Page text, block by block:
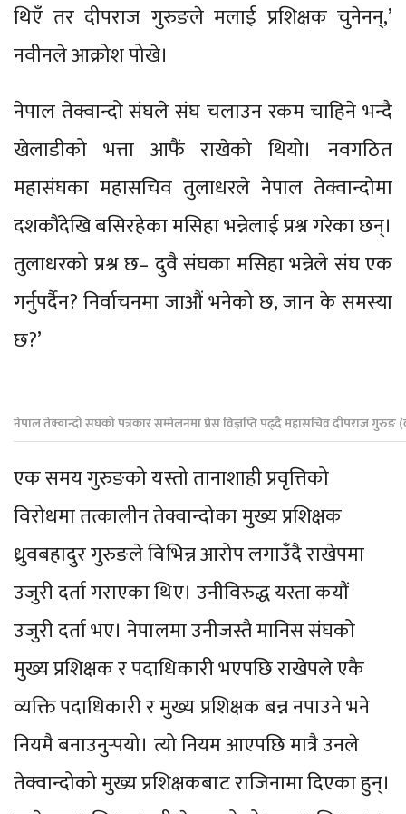
थिएँ तर दीपराज गुरुङले मलाई प्रशिक्षक चुनेनन्,’
नवीनले आक्रोश पोखे।
नेपाल तेक्वान्दो संघले संघ चलाउन रकम चाहिने भन्दै
खेलाडीको भत्ता आफैं राखेको थियो। नवगठित
महासंघका महासचिव तुलाधरले नेपाल तेक्वान्दोमा
दशकौंदेखि बसिरहेका मसिहा भन्नेलाई प्रश्न गरेका छन्।
तुलाधरको प्रश्न छ– दुवै संघका मसिहा भन्नेले संघ एक
गर्नुपर्दैन? निर्वाचनमा जाऔं भनेको छ, जान के समस्या
छ?’
नेपाल तेक्वान्दो संघको पत्रकार सम्मेलनमा प्रेस विज्ञप्ति पढ्दै महासचिव दीपराज गुरुङ
एक समय गुरुङको यस्तो तानाशाही प्रवृत्तिको
विरोधमा तत्कालीन तेक्वान्दोका मुख्य प्रशिक्षक
ध्रुवबहादुर गुरुङले विभिन्न आरोप लगाउँदै राखेपमा
उजुरी दर्ता गराएका थिए। उनीविरुद्ध यस्ता कयौं
उजुरी दर्ता भए। नेपालमा उनीजस्तै मानिस संघको
मुख्य प्रशिक्षक र पदाधिकारी भएपछि राखेपले एकै
व्यक्ति पदाधिकारी र मुख्य प्रशिक्षक बन्न नपाउने भने
नियमै बनाउनुर्‍पयो। त्यो नियम आएपछि मात्रै उनले
तेक्वान्दोको मुख्य प्रशिक्षकबाट राजिनामा दिएका हुन्।